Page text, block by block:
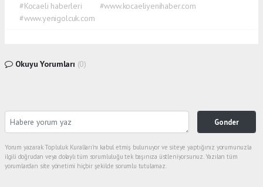
#Kocaeli haberleri
#www.kocaeliyenihaber.com
#www.yenigolcuk.com
Okuyu Yorumları (0)
Gonder
Yorum yazarak Topluluk Kuralları’nı kabul etmiş bulunuyor ve siteye yaptığınız yorumunuzla
ilgili doğrudan veya dolaylı tüm sorumluluğu tek başınıza üstleniyorsunuz. Yazılan tüm
yorumlardan site yönetimi hiçbir şekilde sorumlu tutulamaz.